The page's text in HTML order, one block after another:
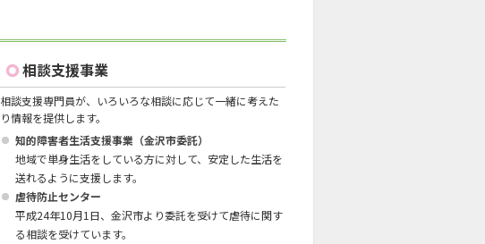
相談支援事業
相談支援専門員が、いろいろな相談に応じて一緒に考えた
り情報を提供します。
知的障害者生活支援事業（金沢市委託）
地域で単身生活をしている方に対して、安定した生活を
送れるように支援します。
虐待防止センター
平成24年10月1日、金沢市より委託を受けて虐待に関す
る相談を受けています。